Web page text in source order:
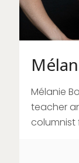
Mélanie
teacher
columnist